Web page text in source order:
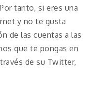
tanto, si eres una
y no te gusta
de las cuentas a las
que te pongas en
de su Twitter,